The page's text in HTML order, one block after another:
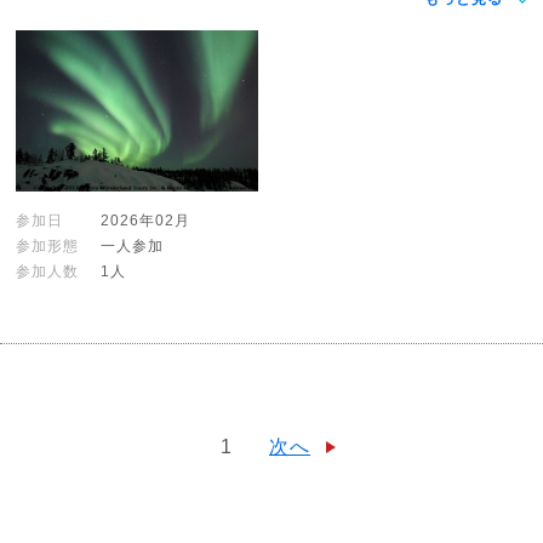
参加日
2026年02月
参加形態
一人参加
参加人数
1人
1 次へ